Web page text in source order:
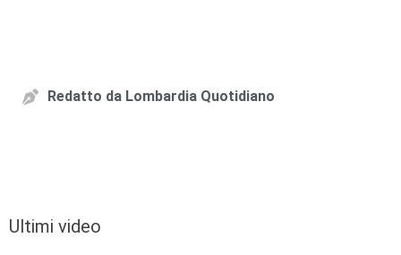
Redatto da Lombardia Quotidiano
Ultimi video